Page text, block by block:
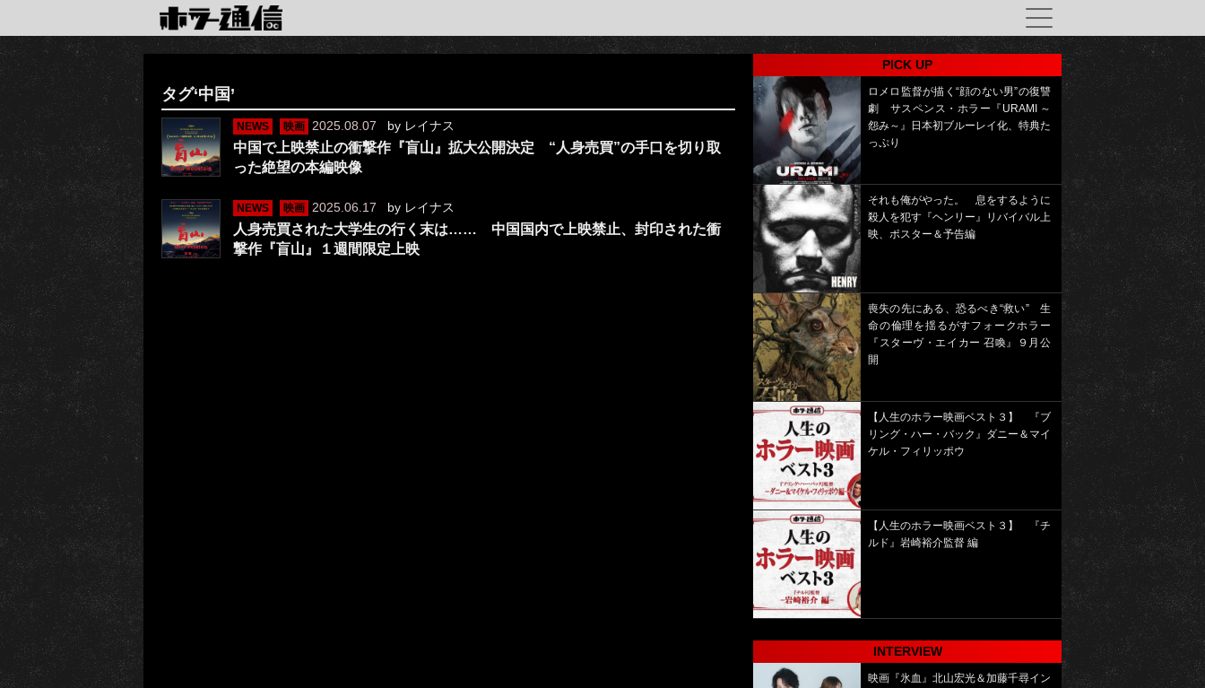
タグ‘中国’
NEWS 映画 2025.08.07 by レイナス
中国で上映禁止の衝撃作『盲山』拡大公開決定 “人身売買”の手口を切り取
った絶望の本編映像
NEWS 映画 2025.06.17 by レイナス
人身売買された大学生の行く末は…… 中国国内で上映禁止、封印された衝
撃作『盲山』１週間限定上映
PICK UP
ロメロ監督が描く“顔のない男”の復讐
劇 サスペンス・ホラー『URAMI ～
怨み～』日本初ブルーレイ化、特典た
っぷり
それも俺がやった。 息をするように
殺人を犯す『ヘンリー』リバイバル上
映、ポスター＆予告編
喪失の先にある、恐るべき“救い” 生
命の倫理を揺るがすフォークホラー
『スターヴ・エイカー 召喚』９月公
開
【人生のホラー映画ベスト３】 『ブ
リング・ハー・バック』ダニー＆マイ
ケル・フィリッポウ
【人生のホラー映画ベスト３】 『チ
ルド』岩崎裕介監督 編
INTERVIEW
映画『氷血』北山宏光＆加藤千尋イン